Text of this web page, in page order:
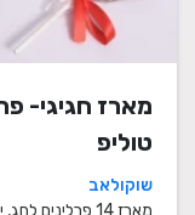
מארז חגיגי-
טוליפ
שוקולאב